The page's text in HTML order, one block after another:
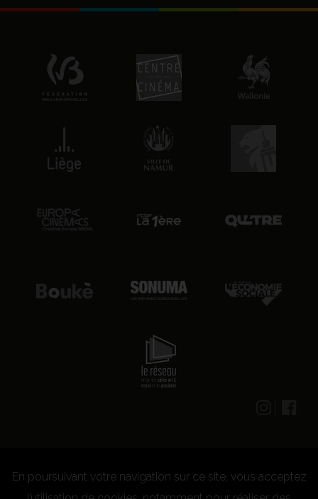
© 2026 CENTRE CULTUREL LES GRIGNOUX ASBL -
Kit presse
Conditions générales d'utilisation
En poursuivant votre navigation sur ce site, vous acceptez